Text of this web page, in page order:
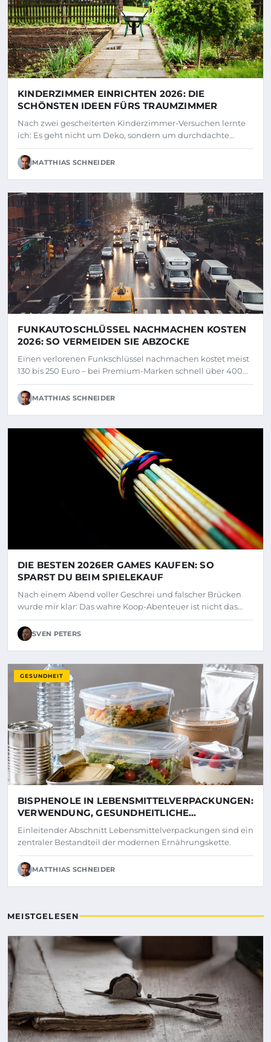
KINDERZIMMER EINRICHTEN 2026: DIE
SCHÖNSTEN IDEEN FÜRS TRAUMZIMMER
Nach zwei gescheiterten Kinderzimmer-Versuchen lernte
ich: Es geht nicht um Deko, sondern um durchdachte…
MATTHIAS SCHNEIDER
FUNKAUTOSCHLÜSSEL NACHMACHEN KOSTEN
2026: SO VERMEIDEN SIE ABZOCKE
Einen verlorenen Funkschlüssel nachmachen kostet meist
130 bis 250 Euro – bei Premium-Marken schnell über 400…
MATTHIAS SCHNEIDER
DIE BESTEN 2026ER GAMES KAUFEN: SO
SPARST DU BEIM SPIELEKAUF
Nach einem Abend voller Geschrei und falscher Brücken
wurde mir klar: Das wahre Koop-Abenteuer ist nicht das…
SVEN PETERS
GESUNDHEIT
BISPHENOLE IN LEBENSMITTELVERPACKUNGEN:
VERWENDUNG, GESUNDHEITLICHE
BEWERTUNG UND GESETZLICHER RAHMEN
Einleitender Abschnitt Lebensmittelverpackungen sind ein
zentraler Bestandteil der modernen Ernährungskette.
MATTHIAS SCHNEIDER
MEISTGELESEN